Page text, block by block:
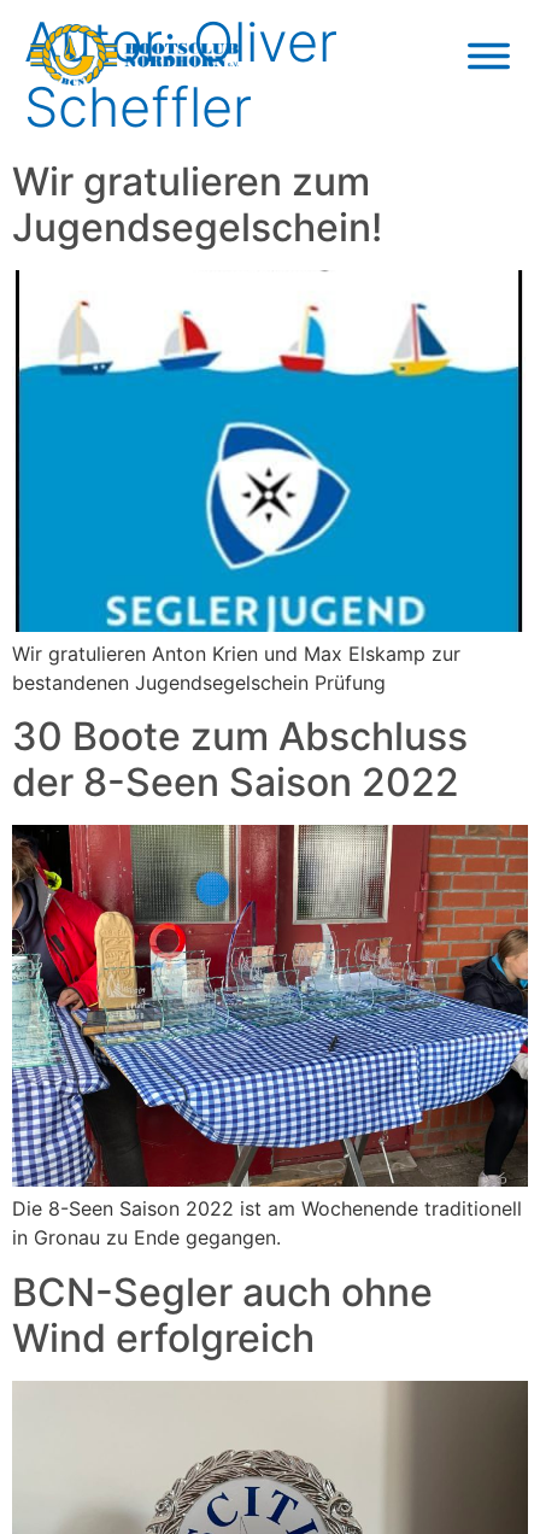
Autor:Oliver
Scheffler
Wir gratulieren zum
Jugendsegelschein!
Wir gratulieren Anton Krien und Max Elskamp zur
bestandenen Jugendsegelschein Prüfung
30 Boote zum Abschluss
der 8-Seen Saison 2022
Die 8-Seen Saison 2022 ist am Wochenende traditionell
in Gronau zu Ende gegangen.
BCN-Segler auch ohne
Wind erfolgreich